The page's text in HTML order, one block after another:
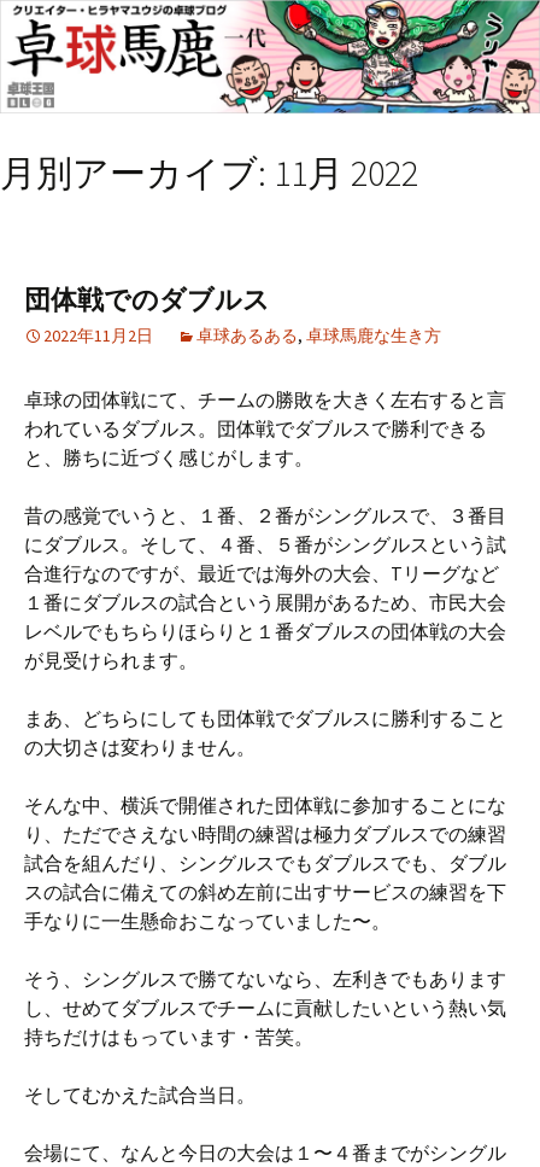
月別アーカイブ: 11月 2022
団体戦でのダブルス
2022年11月2日 卓球あるある, 卓球馬鹿な生き方
卓球の団体戦にて、チームの勝敗を大きく左右すると言
われているダブルス。団体戦でダブルスで勝利できる
と、勝ちに近づく感じがします。
昔の感覚でいうと、１番、２番がシングルスで、３番目
にダブルス。そして、４番、５番がシングルスという試
合進行なのですが、最近では海外の大会、Tリーグなど
１番にダブルスの試合という展開があるため、市民大会
レベルでもちらりほらりと１番ダブルスの団体戦の大会
が見受けられます。
まあ、どちらにしても団体戦でダブルスに勝利すること
の大切さは変わりません。
そんな中、横浜で開催された団体戦に参加することにな
り、ただでさえない時間の練習は極力ダブルスでの練習
試合を組んだり、シングルスでもダブルスでも、ダブル
スの試合に備えての斜め左前に出すサービスの練習を下
手なりに一生懸命おこなっていました〜。
そう、シングルスで勝てないなら、左利きでもあります
し、せめてダブルスでチームに貢献したいという熱い気
持ちだけはもっています・苦笑。
そしてむかえた試合当日。
会場にて、なんと今日の大会は１〜４番までがシングル